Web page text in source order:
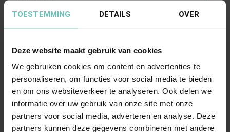
TOESTEMMING DETAILS OVER
Deze website maakt gebruik van cookies
We gebruiken cookies om content en advertenties te
personaliseren, om functies voor social media te bieden
en om ons websiteverkeer te analyseren. Ook delen we
informatie over uw gebruik van onze site met onze
partners voor social media, adverteren en analyse. Deze
partners kunnen deze gegevens combineren met andere
Geneesmiddelenrichtlijn (Richtlijn 2001/83/EG).